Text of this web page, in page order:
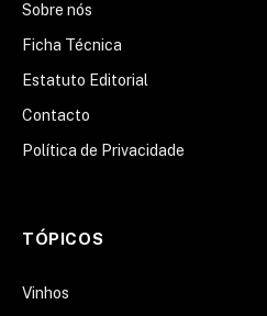
Sobre nós
Ficha Técnica
Estatuto Editorial
Contacto
Política de Privacidade
TÓPICOS
Vinhos